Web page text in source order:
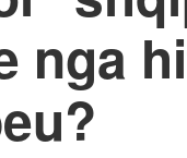
nga